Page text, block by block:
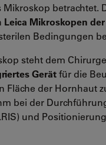
betrachtet.
Leica Mikroskopen
Bedingungen
steht dem
Gerätfür die
Fläche der Hornhaut
bei der
und